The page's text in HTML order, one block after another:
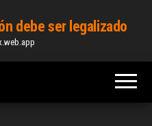
debe ser legalizado